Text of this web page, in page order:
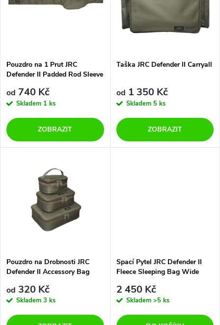
p
r
o
d
p
s
p
r
o
ů
Pouzdro na 1 Prut JRC
Defender II Padded Rod Sleeve
od 740 Kč
Skladem 1 ks
ZOBRAZIT
Taška JRC Defender II Carryall
od 1 350 Kč
Skladem 5 ks
ZOBRAZIT
Pouzdro na Drobnosti JRC
Defender II Accessory Bag
od 320 Kč
Skladem 3 ks
Spací Pytel JRC Defender II
Fleece Sleeping Bag Wide
2 450 Kč
Skladem >5 ks